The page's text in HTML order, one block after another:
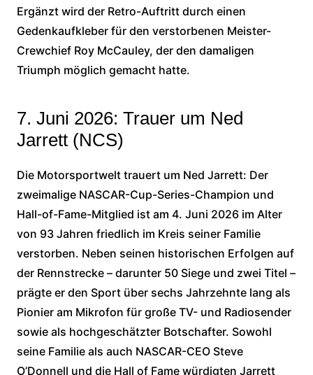
Ergänzt wird der Retro-Auftritt durch einen
Gedenkaufkleber für den verstorbenen Meister-
Crewchief Roy McCauley, der den damaligen
Triumph möglich gemacht hatte.
7. Juni 2026: Trauer um Ned
Jarrett (NCS)
Die Motorsportwelt trauert um Ned Jarrett: Der
zweimalige NASCAR-Cup-Series-Champion und
Hall-of-Fame-Mitglied ist am 4. Juni 2026 im Alter
von 93 Jahren friedlich im Kreis seiner Familie
verstorben. Neben seinen historischen Erfolgen auf
der Rennstrecke – darunter 50 Siege und zwei Titel –
prägte er den Sport über sechs Jahrzehnte lang als
Pionier am Mikrofon für große TV- und Radiosender
sowie als hochgeschätzter Botschafter. Sowohl
seine Familie als auch NASCAR-CEO Steve
O’Donnell und die Hall of Fame würdigten Jarrett